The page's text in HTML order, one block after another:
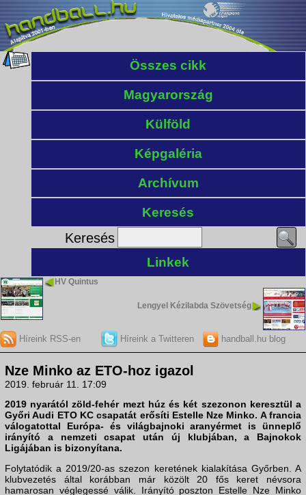
Összes cikk
Magyarország
Külföld
Képgaléria
Archívum
Keresés
Keresés
Linkek
HV Quintus
Lengyel Kézilabda Szövetség
Híreink RSS-en Híreink a Twitteren handball.hu blog
Nze Minko az ETO-hoz igazol
2019. február 11. 17:09
2019 nyarától zöld-fehér mezt húz és két szezonon keresztül a
Győri Audi ETO KC csapatát erősíti Estelle Nze Minko. A francia
válogatottal Európa- és világbajnoki aranyérmet is ünneplő
irányító a nemzeti csapat után új klubjában, a Bajnokok
Ligájában is bizonyítana.
Folytatódik a 2019/20-as szezon keretének kialakítása Győrben. A
klubvezetés által korábban már közölt 20 fős keret névsora
hamarosan véglegessé válik. Irányító poszton Estelle Nze Minko